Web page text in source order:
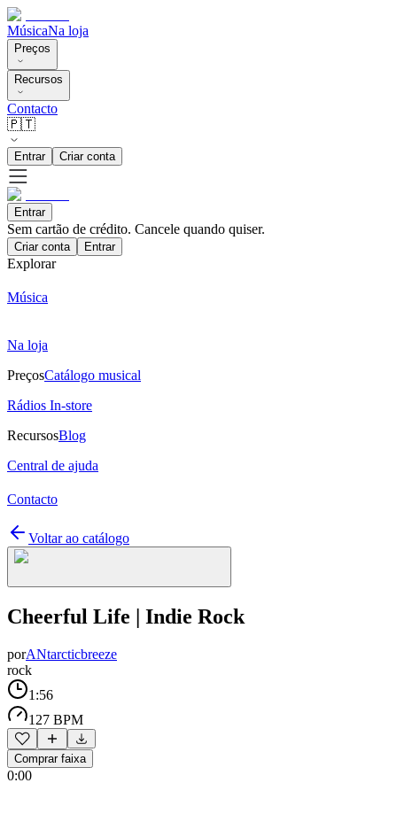
MúsicaNa loja
Preços
Recursos
Contacto
🇵🇹
Entrar Criar conta
Entrar
Sem cartão de crédito. Cancele quando quiser.
Criar conta Entrar
Explorar
Música
Na loja
PreçosCatálogo musical
Rádios In-store
RecursosBlog
Central de ajuda
Contacto
Voltar ao catálogo
Cheerful Life | Indie Rock
porANtarcticbreeze
rock
1:56
127 BPM
Comprar faixa
0:00